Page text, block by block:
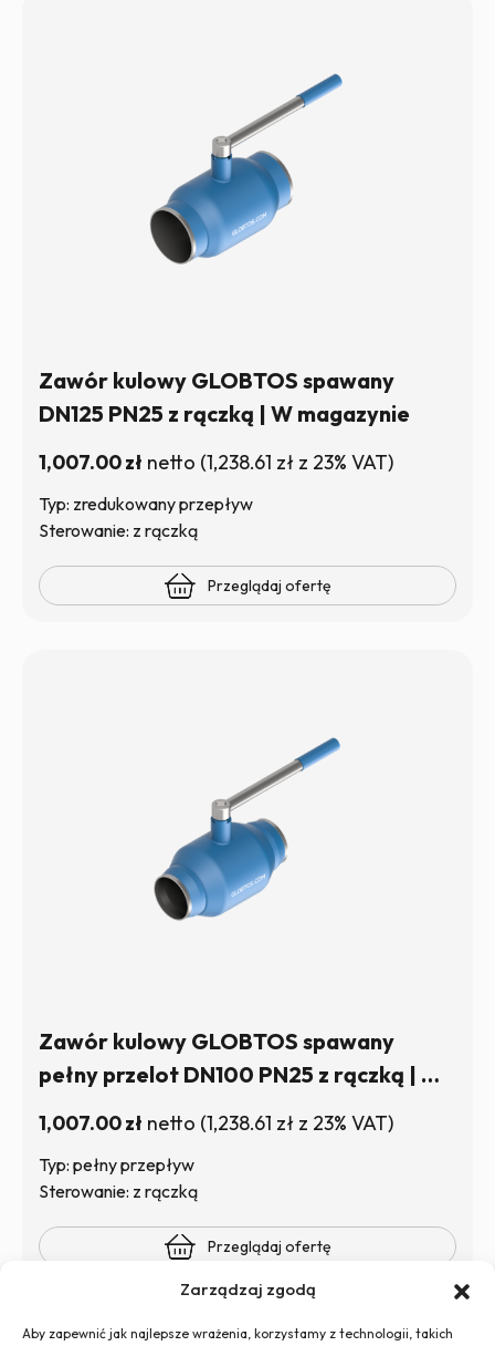
Zarządzaj zgodą
Aby zapewnić jak najlepsze wrażenia, korzystamy z technologii, takich
Zawór kulowy GLOBTOS spawany
DN125 PN25 z rączką | W magazynie
1,007.00zł netto (1,238.61 zł z 23% VAT)
Typ: zredukowany przepływ
Sterowanie: z rączką
Przeglądaj ofertę
Zawór kulowy GLOBTOS spawany
pełny przelot DN100 PN25 z rączką | W
1,007.00zł netto (1,238.61 zł z 23% VAT)
Typ: pełny przepływ
Sterowanie: z rączką
Przeglądaj ofertę